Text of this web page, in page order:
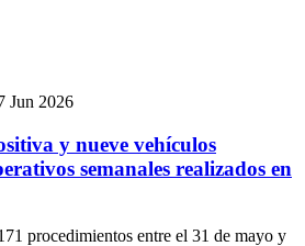
Jun 2026
y nueve vehículos
semanales realizados en
procedimientos entre el 31 de mayo y